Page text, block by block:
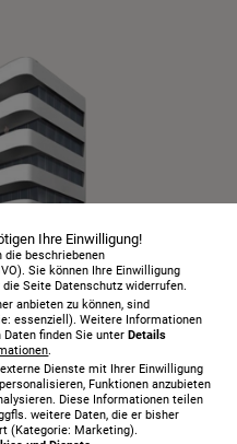
Ihre Einwilligung!
die beschriebenen
Sie können Ihre Einwilligung
Seite Datenschutz widerrufen.
anbieten zu können, sind
essenziell). Weitere Informationen
Daten finden Sie unterDetails
.
Dienste mit Ihrer Einwilligung
Funktionen anzubieten
Diese Informationen teilen
weitere Daten, die er bisher
(Kategorie: Marketing).